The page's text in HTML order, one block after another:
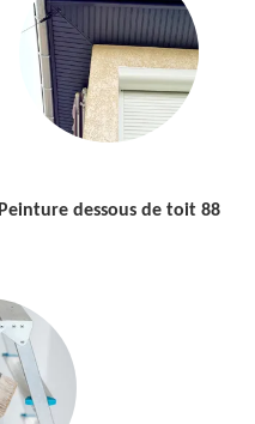
Peinture dessous de toit 88